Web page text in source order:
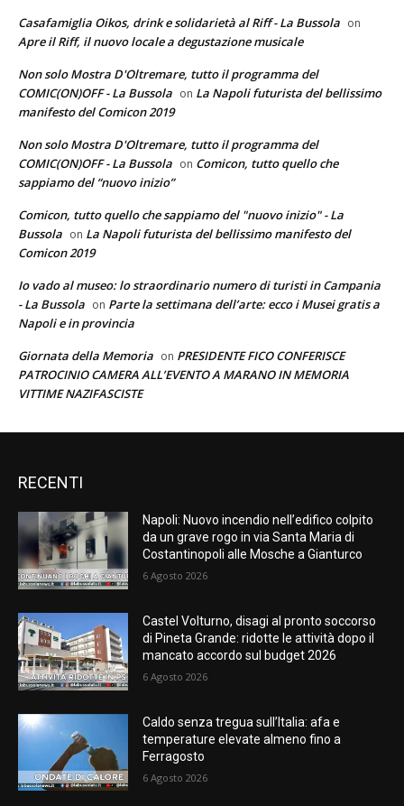
Casafamiglia Oikos, drink e solidarietà al Riff - La Bussola on
Apre il Riff, il nuovo locale a degustazione musicale
Non solo Mostra D'Oltremare, tutto il programma del
COMIC(ON)OFF - La Bussola on La Napoli futurista del bellissimo
manifesto del Comicon 2019
Non solo Mostra D'Oltremare, tutto il programma del
COMIC(ON)OFF - La Bussola on Comicon, tutto quello che
sappiamo del “nuovo inizio”
Comicon, tutto quello che sappiamo del "nuovo inizio" - La
Bussola on La Napoli futurista del bellissimo manifesto del
Comicon 2019
Io vado al museo: lo straordinario numero di turisti in Campania
- La Bussola on Parte la settimana dell’arte: ecco i Musei gratis a
Napoli e in provincia
Giornata della Memoria on PRESIDENTE FICO CONFERISCE
PATROCINIO CAMERA ALL’EVENTO A MARANO IN MEMORIA
VITTIME NAZIFASCISTE
RECENTI
Napoli: Nuovo incendio nell’edifico colpito
da un grave rogo in via Santa Maria di
Costantinopoli alle Mosche a Gianturco
6 Agosto 2026
Castel Volturno, disagi al pronto soccorso
di Pineta Grande: ridotte le attività dopo il
mancato accordo sul budget 2026
6 Agosto 2026
Caldo senza tregua sull’Italia: afa e
temperature elevate almeno fino a
Ferragosto
6 Agosto 2026